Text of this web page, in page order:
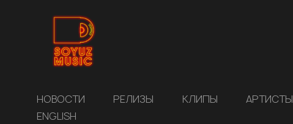
НОВОСТИ РЕЛИЗЫ КЛИПЫ АРТИСТЫ
ENGLISH